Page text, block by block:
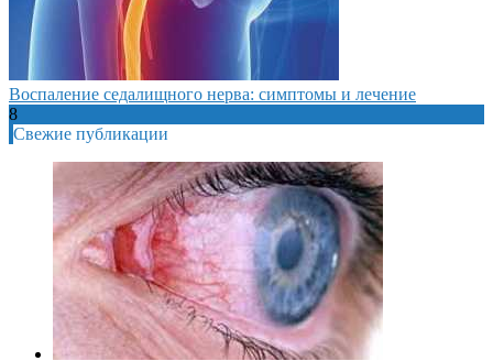
Воспаление седалищного нерва: симптомы и лечение
8
Свежие публикации